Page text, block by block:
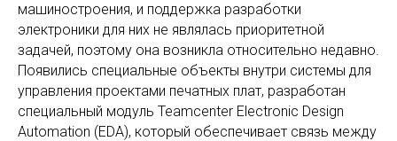
машиностроения, и поддержка разработки
электроники для них не являлась приоритетной
задачей, поэтому она возникла относительно недавно.
Появились специальные объекты внутри системы для
управления проектами печатных плат, разработан
специальный модуль Teamcenter Electronic Design
Automation (EDA), который обеспечивает связь между